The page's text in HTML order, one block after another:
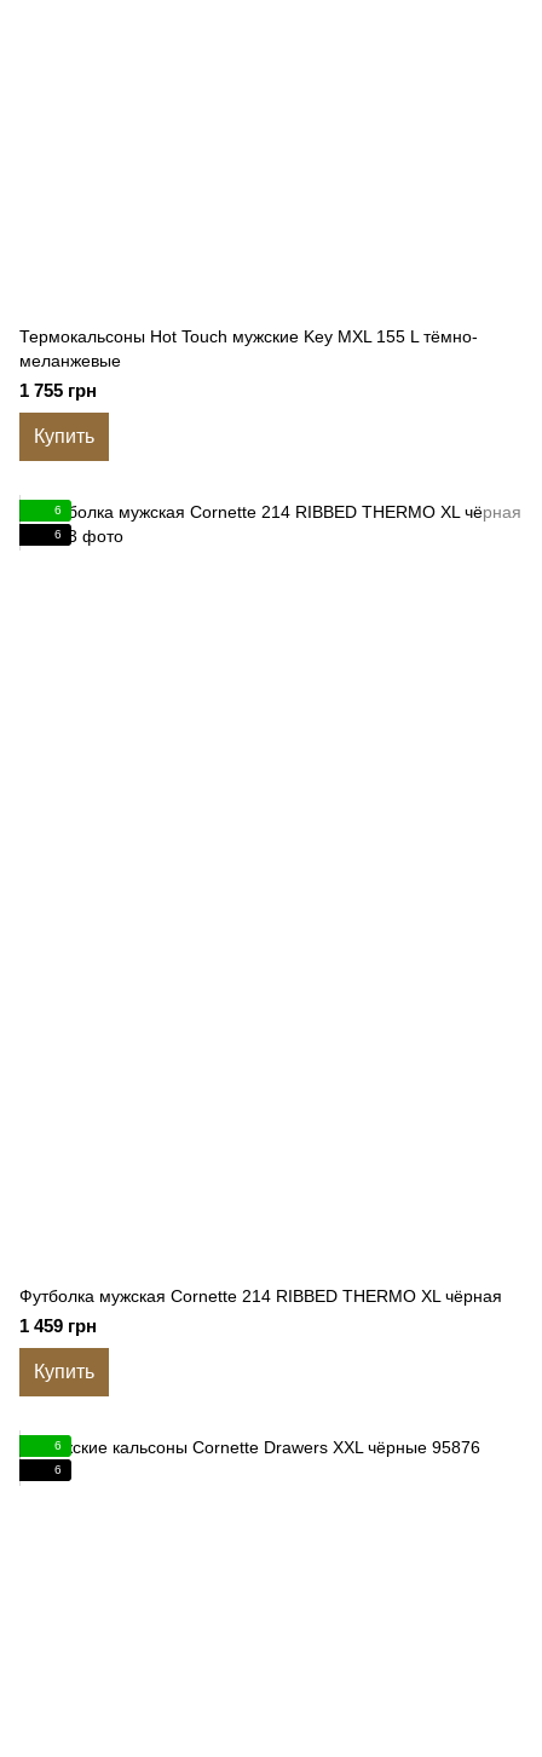
Термокальсоны Hot Touch мужские Key MXL 155 L тёмно-
меланжевые
1 755 грн
Купить
6
6
Футболка мужская Cornette 214 RIBBED THERMO XL чёрная
1 459 грн
Купить
6
6